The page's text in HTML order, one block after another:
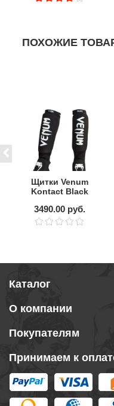
ПОХОЖИЕ
Щитки Venum
Kontact Black
3490.00 руб.
Каталог
О компании
Покупателям
Принимаем к